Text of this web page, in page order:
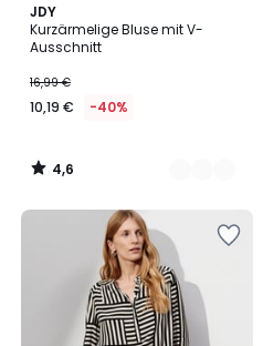
JDY
Kurzärmelige Bluse mit V-
Ausschnitt
16,99 €
10,19 € -40%
4,6
/ 5
3
Farben
4,6
/